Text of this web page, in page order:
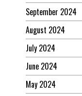
September 2024
August 2024
July 2024
June 2024
May 2024